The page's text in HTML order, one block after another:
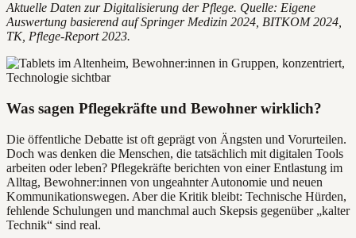
Aktuelle Daten zur Digitalisierung der Pflege. Quelle: Eigene
Auswertung basierend auf Springer Medizin 2024, BITKOM 2024,
TK, Pflege-Report 2023.
Was sagen Pflegekräfte und Bewohner wirklich?
Die öffentliche Debatte ist oft geprägt von Ängsten und Vorurteilen.
Doch was denken die Menschen, die tatsächlich mit digitalen Tools
arbeiten oder leben? Pflegekräfte berichten von einer Entlastung im
Alltag, Bewohner:innen von ungeahnter Autonomie und neuen
Kommunikationswegen. Aber die Kritik bleibt: Technische Hürden,
fehlende Schulungen und manchmal auch Skepsis gegenüber „kalter
Technik“ sind real.